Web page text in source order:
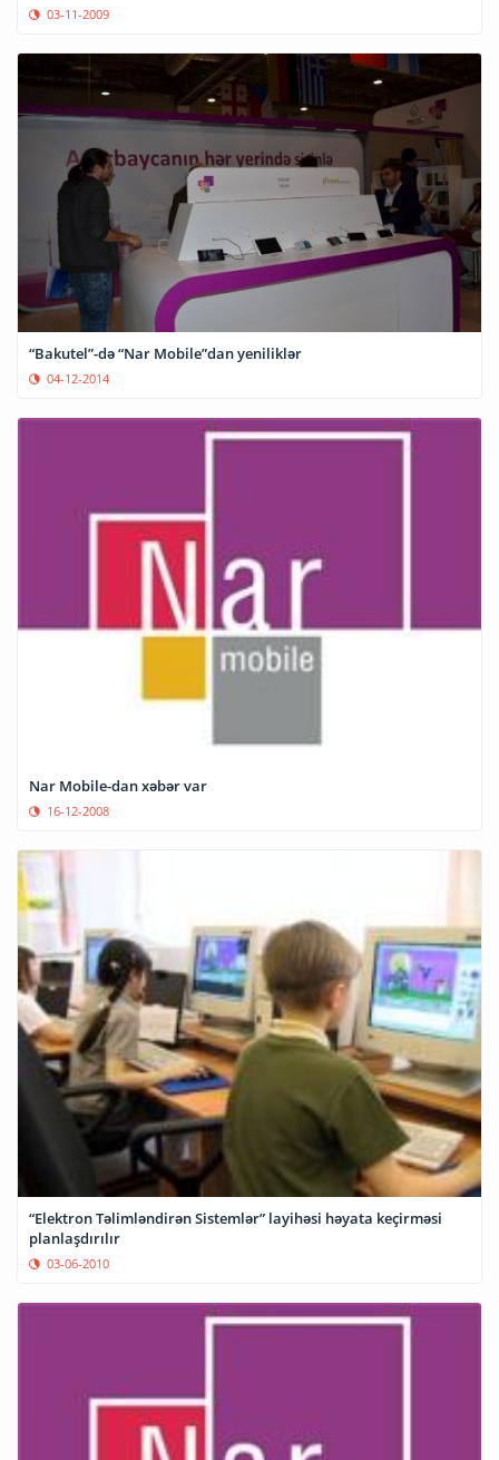
03-11-2009
“Bakutel”-də “Nar Mobile”dan yeniliklər
04-12-2014
Nar Mobile-dan xəbər var
16-12-2008
“Elektron Təlimləndirən Sistemlər” layihəsi həyata keçirməsi
planlaşdırılır
03-06-2010